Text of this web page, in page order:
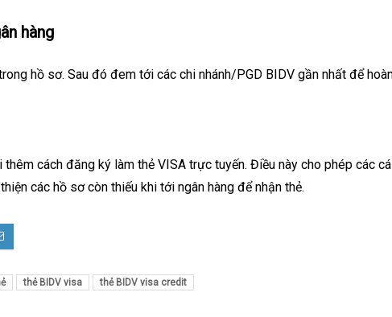
hàng
hồ sơ. Sau đó đem tới các chi nhánh/PGD BIDV gần nhất để
thêm cách đăng ký làm thẻ VISA trực tuyến. Điều này cho phép các
các hồ sơ còn thiếu khi tới ngân hàng để nhận thẻ.
thẻ BIDV visa thẻ BIDV visa credit